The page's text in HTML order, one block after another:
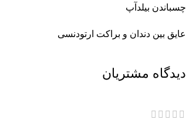
چسباندن بیلدآپ
عایق بین دندان و براکت ارتودنسی
دیدگاه مشتریان